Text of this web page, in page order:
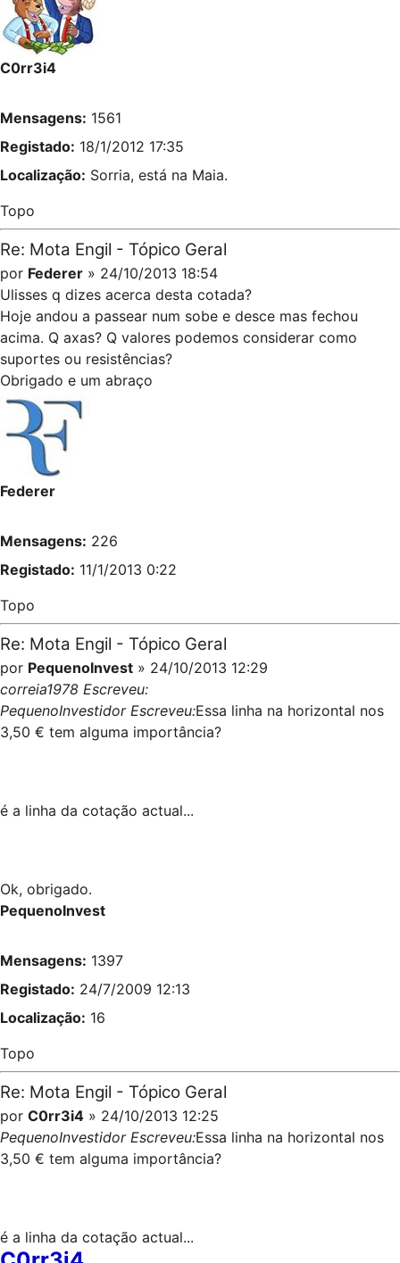
C0rr3i4
Mensagens: 1561
Registado: 18/1/2012 17:35
Localização: Sorria, está na Maia.
Topo
Re: Mota Engil - Tópico Geral
por Federer » 24/10/2013 18:54
Ulisses q dizes acerca desta cotada?
Hoje andou a passear num sobe e desce mas fechou
acima. Q axas? Q valores podemos considerar como
suportes ou resistências?
Obrigado e um abraço
Federer
Mensagens: 226
Registado: 11/1/2013 0:22
Topo
Re: Mota Engil - Tópico Geral
por PequenoInvest » 24/10/2013 12:29
correia1978 Escreveu:
PequenoInvestidor Escreveu:Essa linha na horizontal nos
3,50 € tem alguma importância?
é a linha da cotação actual...
Ok, obrigado.
PequenoInvest
Mensagens: 1397
Registado: 24/7/2009 12:13
Localização: 16
Topo
Re: Mota Engil - Tópico Geral
por C0rr3i4 » 24/10/2013 12:25
PequenoInvestidor Escreveu:Essa linha na horizontal nos
3,50 € tem alguma importância?
é a linha da cotação actual...